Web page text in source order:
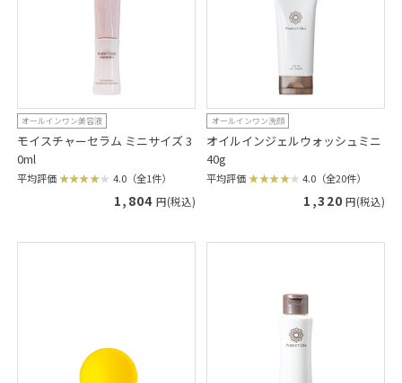
オールインワン美容液
モイスチャーセラム ミニサイズ 3
0ml
平均評価 4.0（全1件）
1,804 円(税込)
オールインワン洗顔
オイルインジェルウォッシュミニ
40g
平均評価 4.0（全20件）
1,320 円(税込)